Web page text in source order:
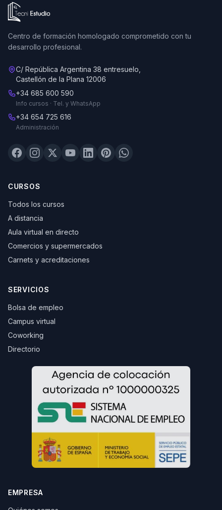
Ir a la página de inicio de Tecni Estudio
Centro de formación homologado comprometido con tu
desarrollo profesional.
C/ República Argentina 38 entresuelo,
Castellón de la Plana 12006
+34 685 600 590
Info cursos · Tel. y WhatsApp
+34 654 725 616
Administración
CURSOS
Todos los cursos
A distancia
Aula virtual en directo
Comercios y supermercados
Carnets y acreditaciones
SERVICIOS
Bolsa de empleo
Campus virtual
Coworking
Directorio
EMPRESA